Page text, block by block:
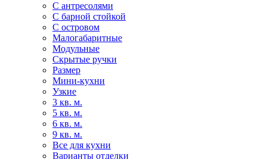
С антресолями
С барной стойкой
С островом
Малогабаритные
Модульные
Скрытые ручки
Размер
Мини-кухни
Узкие
3 кв. м.
5 кв. м.
6 кв. м.
9 кв. м.
Все для кухни
Варианты отделки